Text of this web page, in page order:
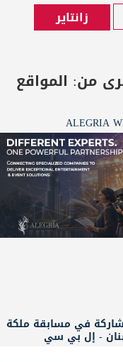
زانتاير
من: المواقع
ALEGRIA
في مسابقة ملكة
- إل بي سي